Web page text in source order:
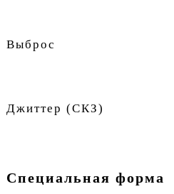
Выброс
Джиттер (СКЗ)
Специальная форма